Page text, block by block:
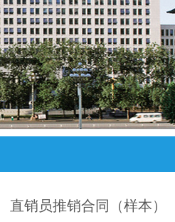
直销员推销合同（样本）